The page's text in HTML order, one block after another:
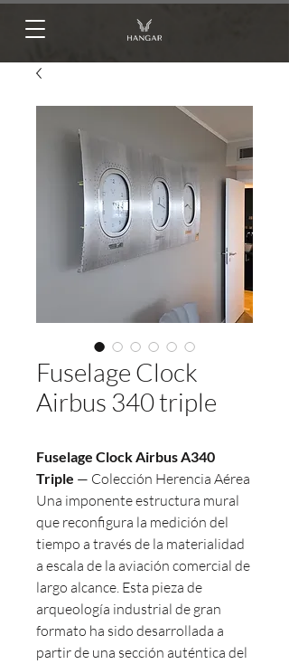
Fuselage Clock
Airbus 340 triple
Fuselage Clock Airbus A340
Triple — Colección Herencia Aérea
Una imponente estructura mural
que reconfigura la medición del
tiempo a través de la materialidad
a escala de la aviación comercial de
largo alcance. Esta pieza de
arqueología industrial de gran
formato ha sido desarrollada a
partir de una sección auténtica del